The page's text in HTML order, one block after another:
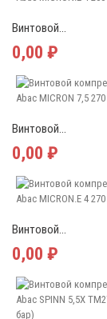
Винтовой...
0,00 ₽
Винтовой...
0,00 ₽
Винтовой...
0,00 ₽